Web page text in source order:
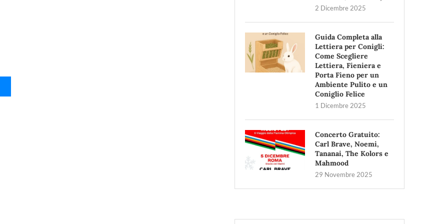
2 Dicembre 2025
Guida Completa alla
Lettiera per Conigli:
Come Scegliere
Lettiera, Fieniera e
Porta Fieno per un
Ambiente Pulito e un
Coniglio Felice
1 Dicembre 2025
Concerto Gratuito:
Carl Brave, Noemi,
Tananai, The Kolors e
Mahmood
29 Novembre 2025